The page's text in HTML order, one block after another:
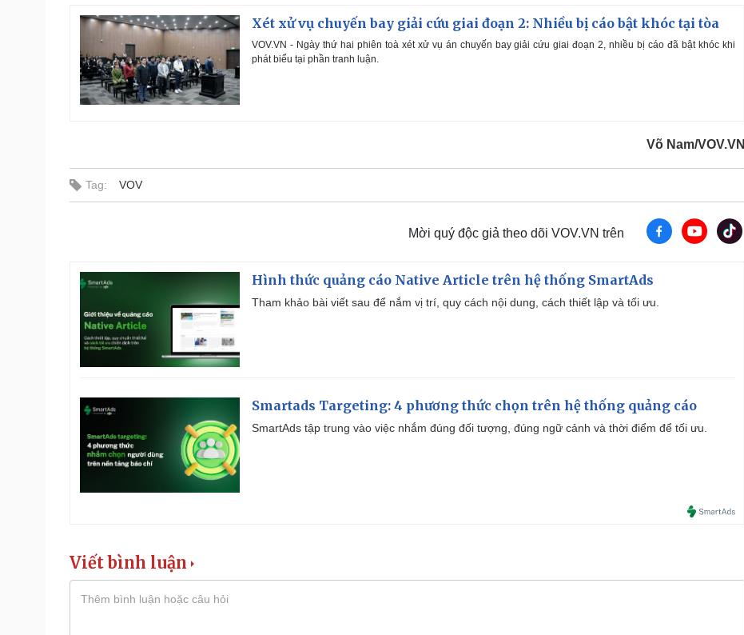
Xét xử vụ chuyến bay giải cứu giai đoạn 2: Nhiều bị cáo bật khóc tại tòa
VOV.VN - Ngày thứ hai phiên toà xét xử vụ án chuyến bay giải cứu giai đoạn 2, nhiều bị cáo đã bật khóc khi
phát biểu tại phần tranh luận.
Võ Nam/VOV.VN
Tag: VOV
Mời quý độc giả theo dõi VOV.VN trên
Hình thức quảng cáo Native Article trên hệ thống SmartAds
Tham khảo bài viết sau để nắm vị trí, quy cách nội dung, cách thiết lập và tối ưu.
Smartads Targeting: 4 phương thức chọn trên hệ thống quảng cáo
SmartAds tập trung vào việc nhắm đúng đối tượng, đúng ngữ cảnh và thời điểm để tối ưu.
Viết bình luận